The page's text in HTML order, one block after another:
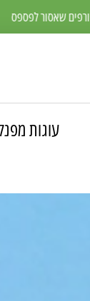
מבצעים
עוגות